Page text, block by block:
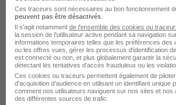
Compétences personnelles ou soft
Résolution de problèmes :
solutions rapides et efficaces.
Communication : aptitude à
clairement et efficacement avec
Gestion du stress : capacité à
efficace dans des situations
Ces traceurs sont nécessaires au bon fonctionnement
peuvent pas être désactivés
Il s'agit notamment de l'ensemble des cookies ou
la session de l'utilisateur active pendant sa navigation
informations temporaires telles que les préférences des
ou les offres vues, gérer les processus d'identification
est connecté ou non, et plus globalement garantir la
détectant les tentatives d'accès frauduleux ou les
Ces cookies ou traceurs permettent également de
d'acquisition d'audience en utilisant un identifiant unique
comment nos utilisateurs naviguent sur nos sites et nos
des différentes sources de trafic.